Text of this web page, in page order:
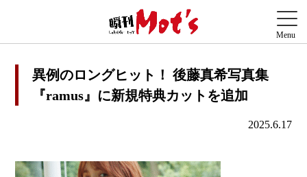
異例のロングヒット！ 後藤真希写真集
『ramus』に新規特典カットを追加
2025.6.17